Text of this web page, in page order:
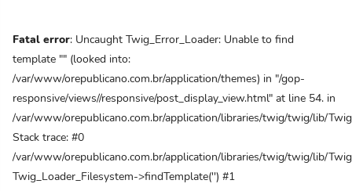
Fatal error: Uncaught Twig_Error_Loader: Unable to find
template "" (looked into:
/var/www/orepublicano.com.br/application/themes) in "/gop-
responsive/views//responsive/post_display_view.html" at line 54. in
/var/www/orepublicano.com.br/application/libraries/twig/twig/lib/
Stack trace: #0
/var/www/orepublicano.com.br/application/libraries/twig/twig/lib/
Twig_Loader_Filesystem->findTemplate('') #1